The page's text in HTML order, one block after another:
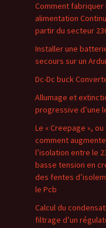
Comment fabriquer
alimentation
partir du secteur
Installer une
secours sur un
Dc-Dc buck
Allumage et
progressive d’une
Le « Creepage », ou
comment
l’isolation entre le
basse tension en
des fentes
le Pcb
Calcul du
filtrage d’un